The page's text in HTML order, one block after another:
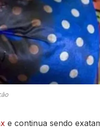
e continua sendo